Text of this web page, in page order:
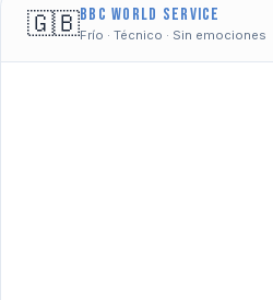
🇬🇧BBC World Service
Frío · Técnico · Sin emociones